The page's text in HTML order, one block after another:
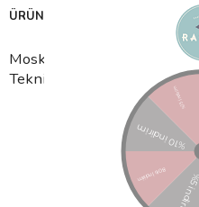
ÜRÜN ÖZELLIKLERI
Moskito Sessiz Sivrisinek
Teknik Özellikleri
ışık ve emme
Tek dokunuşlu düğme
Uçan böcekleri içine
Çıkarılabilir ve
tepsisi bulunmaktadır.